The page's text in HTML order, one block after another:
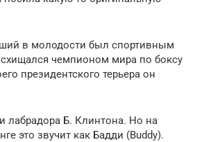
в молодости был спортивным
чемпионом мира по боксу
президентского терьера он
лабрадора Б. Клинтона. Но на
это звучит как Бадди (Buddy).